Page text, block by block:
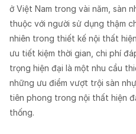
ở Việt Nam trong vài năm, sàn
thuộc với người sử dụng thậm
nhiên trong thiết kế nội thất
ưu tiết kiệm thời gian, chi phí
trọng hiện đại là một nhu cầu
những ưu điểm vượt trội sàn
tiên phong trong nội thất hiện
thống.